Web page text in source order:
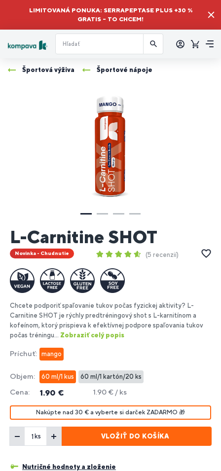
LIMITOVANÁ PONUKA: SERRAPEPTASE PLUS +30 %
GRATIS – TO CHCEM!
sa
Košík
Športová výživa Športové nápoje
L-Carnitine SHOT
Novinka - Chudnutie 5 recenzií
Chcete podporiť spaľovanie tukov počas fyzickej aktivity? L-
Carnitine SHOT je rýchly predtréningový shot s L-karnitínom a
kofeínom, ktorý prispieva k efektívnej podpore spaľovania tukov
počas tréningu... Zobraziť celý popis
Príchuť: mango
Objem: 60 ml/1 kus 60 ml/1 kartón/20 ks
Cena: 1.90 € 1.90 € / ks
Nakúpte nad 30 € a vyberte si darček ZADARMO 🎁
ks VLOŽIŤ DO KOŠÍKA
Nutričné hodnoty a zloženie